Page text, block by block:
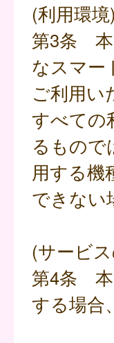
(利用環境)
第3条 本
なスマー
ご利用い
すべての
るもので
用する機
できない
(サービ
第4条 本
する場合